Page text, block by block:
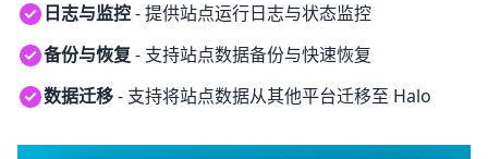
日志与监控- 提供站点运行日志与状态监控
备份与恢复- 支持站点数据备份与快速恢复
数据迁移- 支持将站点数据从其他平台迁移至 Halo